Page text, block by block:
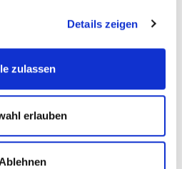
Details zeigen
zulassen
erlauben
Ablehnen